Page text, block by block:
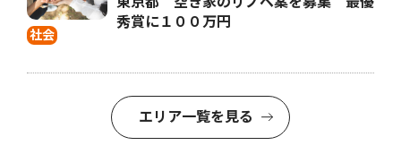
社会
秀賞に１００万円
エリア一覧を見る